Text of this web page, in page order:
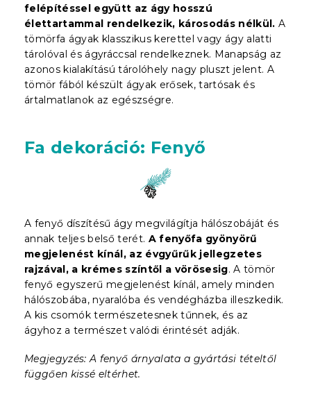
felépítéssel együtt az ágy hosszú
élettartammal rendelkezik, károsodás nélkül. A
tömörfa ágyak klasszikus kerettel vagy ágy alatti
tárolóval és ágyráccsal rendelkeznek. Manapság az
azonos kialakítású tárolóhely nagy pluszt jelent. A
tömör fából készült ágyak erősek, tartósak és
ártalmatlanok az egészségre.
Fa dekoráció: Fenyő
A fenyő díszítésű ágy megvilágítja hálószobáját és
annak teljes belső terét. A fenyőfa gyönyörű
megjelenést kínál, az évgyűrűk jellegzetes
rajzával, a krémes színtől a vörösesig. A tömör
fenyő egyszerű megjelenést kínál, amely minden
hálószobába, nyaralóba és vendégházba illeszkedik.
A kis csomók természetesnek tűnnek, és az
ágyhoz a természet valódi érintését adják.
Megjegyzés: A fenyő árnyalata a gyártási tételtől
függően kissé eltérhet.